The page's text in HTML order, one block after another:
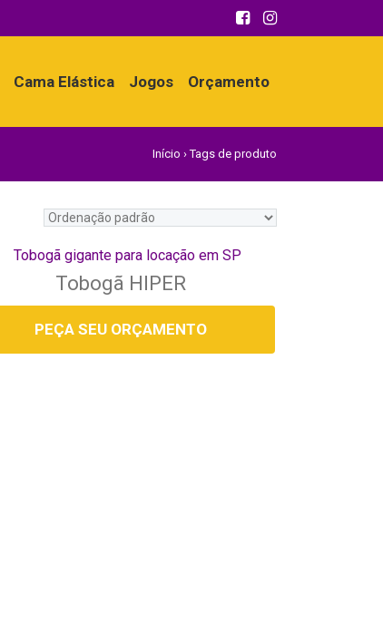
Cama Elástica Jogos Orçamento
Início ›Tags de produto
Tobogã HIPER
PEÇA SEU ORÇAMENTO